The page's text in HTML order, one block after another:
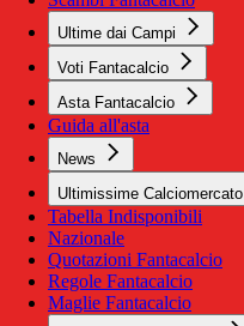
Ultime dai Campi
Voti Fantacalcio
Asta Fantacalcio
Guida all'asta
News
Ultimissime Calciomercato
Tabella Indisponibili
Nazionale
Quotazioni Fantacalcio
Regole Fantacalcio
Maglie Fantacalcio